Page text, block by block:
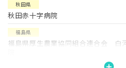
秋田県
秋田赤十字病院
福島県
福島県厚生農業協同組合連合会 白